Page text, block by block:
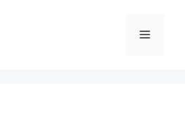
메